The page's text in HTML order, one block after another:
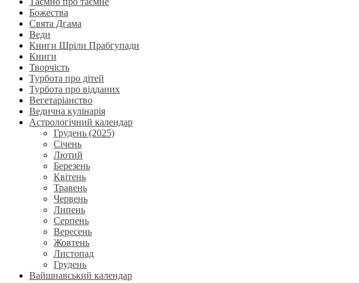
Божества
Свята Дгама
Веди
Книги Шріли Прабгупади
Книги
Творчість
Турбота про дітей
Турбота про відданих
Вегетаріанство
Ведична кулінарія
Астрологічний календар
Грудень (2025)
Січень
Лютий
Березень
Квітень
Травень
Червень
Липень
Серпень
Вересень
Жовтень
Листопад
Грудень
Вайшнавський календар